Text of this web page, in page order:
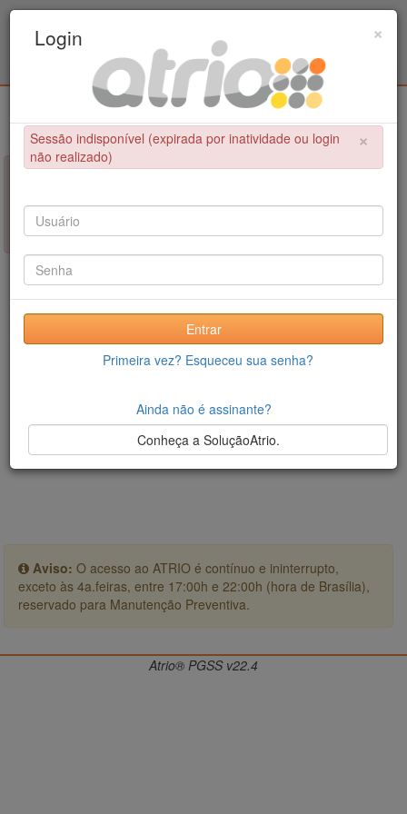
Educação Física / UPE - UFPB
×
NÃO FOI POSSÍVEL CONCLUIR A OPERAÇÃO
Sessão indisponível (expirada por inatividade ou login não
realizado)
Aviso: O acesso ao ATRIO é contínuo e ininterrupto,
exceto às 4a.feiras, entre 17:00h e 22:00h (hora de Brasília),
reservado para Manutenção Preventiva.
×
Login
×
Sessão indisponível (expirada por inatividade ou login
não realizado)
Entrar
Primeira vez? Esqueceu sua senha?
Ainda não é assinante?
Conheça a SoluçãoAtrio.
Atrio® PGSS v22.4